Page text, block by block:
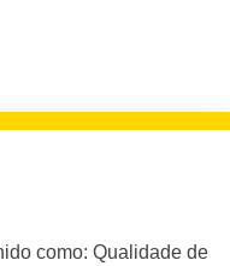
como: Qualidade de